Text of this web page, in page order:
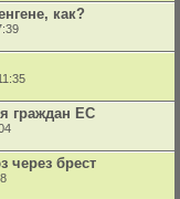
как?
граждан ЕС
через брест